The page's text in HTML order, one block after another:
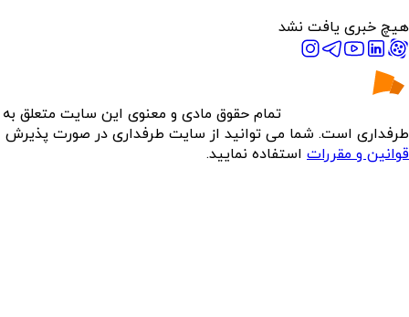
هیچ خبری یافت نشد
تمام حقوق مادی و معنوی این سایت متعلق به
طرفداری است. شما می توانید از سایت طرفداری در صورت پذیرش
قوانین و مقررات استفاده نمایید.